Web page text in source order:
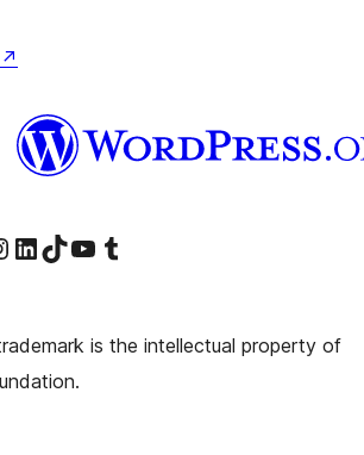
↗
pageInstagram account
Visit our LinkedIn account
Visit our TikTok account
Visit our YouTube channel
Visit our Tumblr account
is the intellectual property of